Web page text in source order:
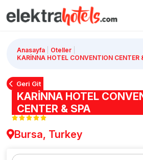
Anasayfa
Oteller
KARİNNA HOTEL CONVENTION CENTER
Geri Git
KARİNNA HOTEL
CENTER & SPA
Bursa, Turkey